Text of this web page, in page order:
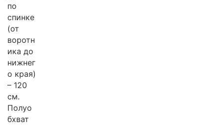
по
спинке
(от
воротн
ика до
нижнег
о края)
– 120
см.
Полуо
бхват